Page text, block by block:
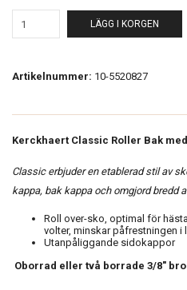
LÄGG I KORGEN
Artikelnummer: 10-5520827
Kerckhaert Classic Roller Bak
Classic erbjuder en etablerad stil av
kappa, bak kappa och omgjord bredd
Roll over-sko, optimal för
volter, minskar påfrestningen i
Utanpåliggande sidokappor
Oborrad eller två borrade 3/8"